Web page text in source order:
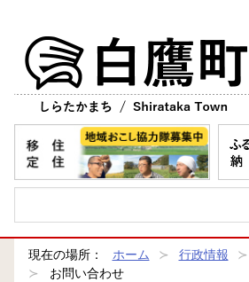
現在の場所： ホーム 行政情報
お問い合わせ